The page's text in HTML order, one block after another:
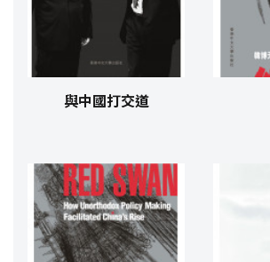
與中國打交道